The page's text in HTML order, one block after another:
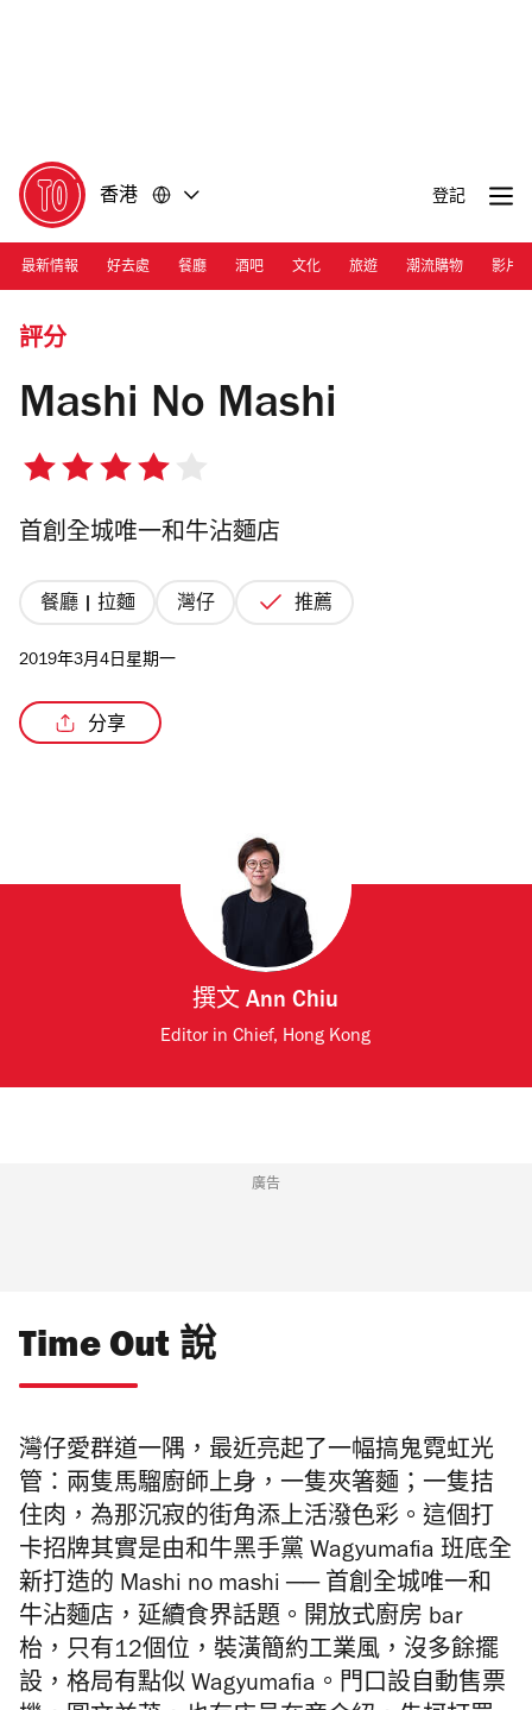
香港 登記
最新情報 好去處 餐廳 酒吧 文化 旅遊 潮流購物 影片
Photograph: Ann Chiu
評分
Mashi No Mashi
4/5
首創全城唯一和牛沾麵店
餐廳 | 拉麵 灣仔 推薦
2019年3月4日星期一
分享
撰文Ann Chiu
Editor in Chief, Hong Kong
廣告
Time Out 說
灣仔愛群道一隅，最近亮起了一幅搞鬼霓虹光
管：兩隻馬騮廚師上身，一隻夾箸麵；一隻拮
住肉，為那沉寂的街角添上活潑色彩。這個打
卡招牌其實是由和牛黑手黨 Wagyumafia 班底全
新打造的 Mashi no mashi ── 首創全城唯一和
牛沾麵店，延續食界話題。開放式廚房 bar
枱，只有12個位，裝潢簡約工業風，沒多餘擺
設，格局有點似 Wagyumafia 。門口設自動售票